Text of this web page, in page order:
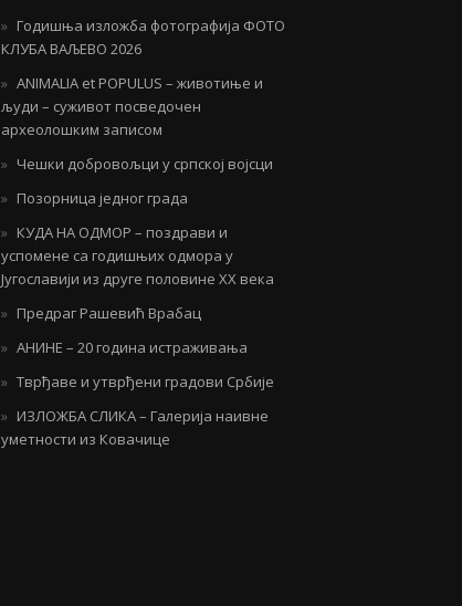
Годишња изложба фотографија ФОТО
КЛУБА ВАЉЕВО 2026
ANIMALIA et POPULUS – животиње и
људи – суживот посведочен
археолошким записом
Чешки добровољци у српској војсци
Позорница једног града
КУДА НА ОДМОР – поздрави и
успомене са годишњих одмора у
Југославији из друге половине ХХ века
Предраг Рашевић Врабац
АНИНЕ – 20 година истраживања
Тврђаве и утврђени градови Србије
ИЗЛОЖБА СЛИКА – Галерија наивне
уметности из Ковачице